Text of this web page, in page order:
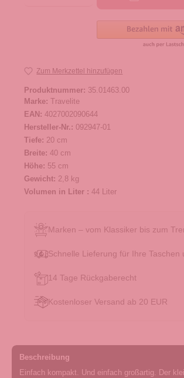
Zum Merkzettel hinzufügen
Produktnummer: 35.01463.00
Marke: Travelite
EAN: 4027002090644
Hersteller-Nr.: 092947-01
Tiefe: 20 cm
Breite: 40 cm
Höhe: 55 cm
Gewicht: 2,8 kg
Volumen in Liter : 44 Liter
Marken – vom Klassiker bis zum
Schnelle Lieferung für Ihre Taschen
14 Tage Rückgaberecht
Kostenloser Versand ab 20 EUR
Beschreibung
Einfach kompakt. Und einfach großartig. Der